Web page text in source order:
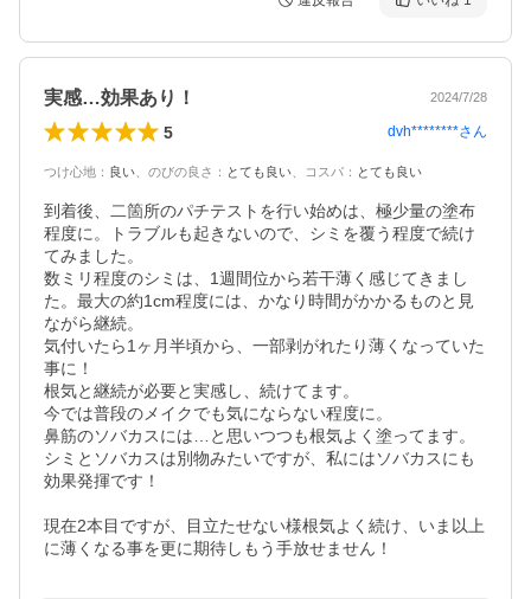
実感…効果あり！ 2024/7/28
5 dvh********さん
つけ心地 ： 良い のびの良さ ： とても良い コスパ ： とても良い
到着後、二箇所のパチテストを行い始めは、極少量の塗布
程度に。トラブルも起きないので、シミを覆う程度で続け
てみました。
数ミリ程度のシミは、1週間位から若干薄く感じてきまし
た。最大の約1cm程度には、かなり時間がかかるものと見
ながら継続。
気付いたら1ヶ月半頃から、一部剥がれたり薄くなっていた
事に！
根気と継続が必要と実感し、続けてます。
今では普段のメイクでも気にならない程度に。
鼻筋のソバカスには…と思いつつも根気よく塗ってます。
シミとソバカスは別物みたいですが、私にはソバカスにも
効果発揮です！
現在2本目ですが、目立たせない様根気よく続け、いま以上
に薄くなる事を更に期待しもう手放せません！